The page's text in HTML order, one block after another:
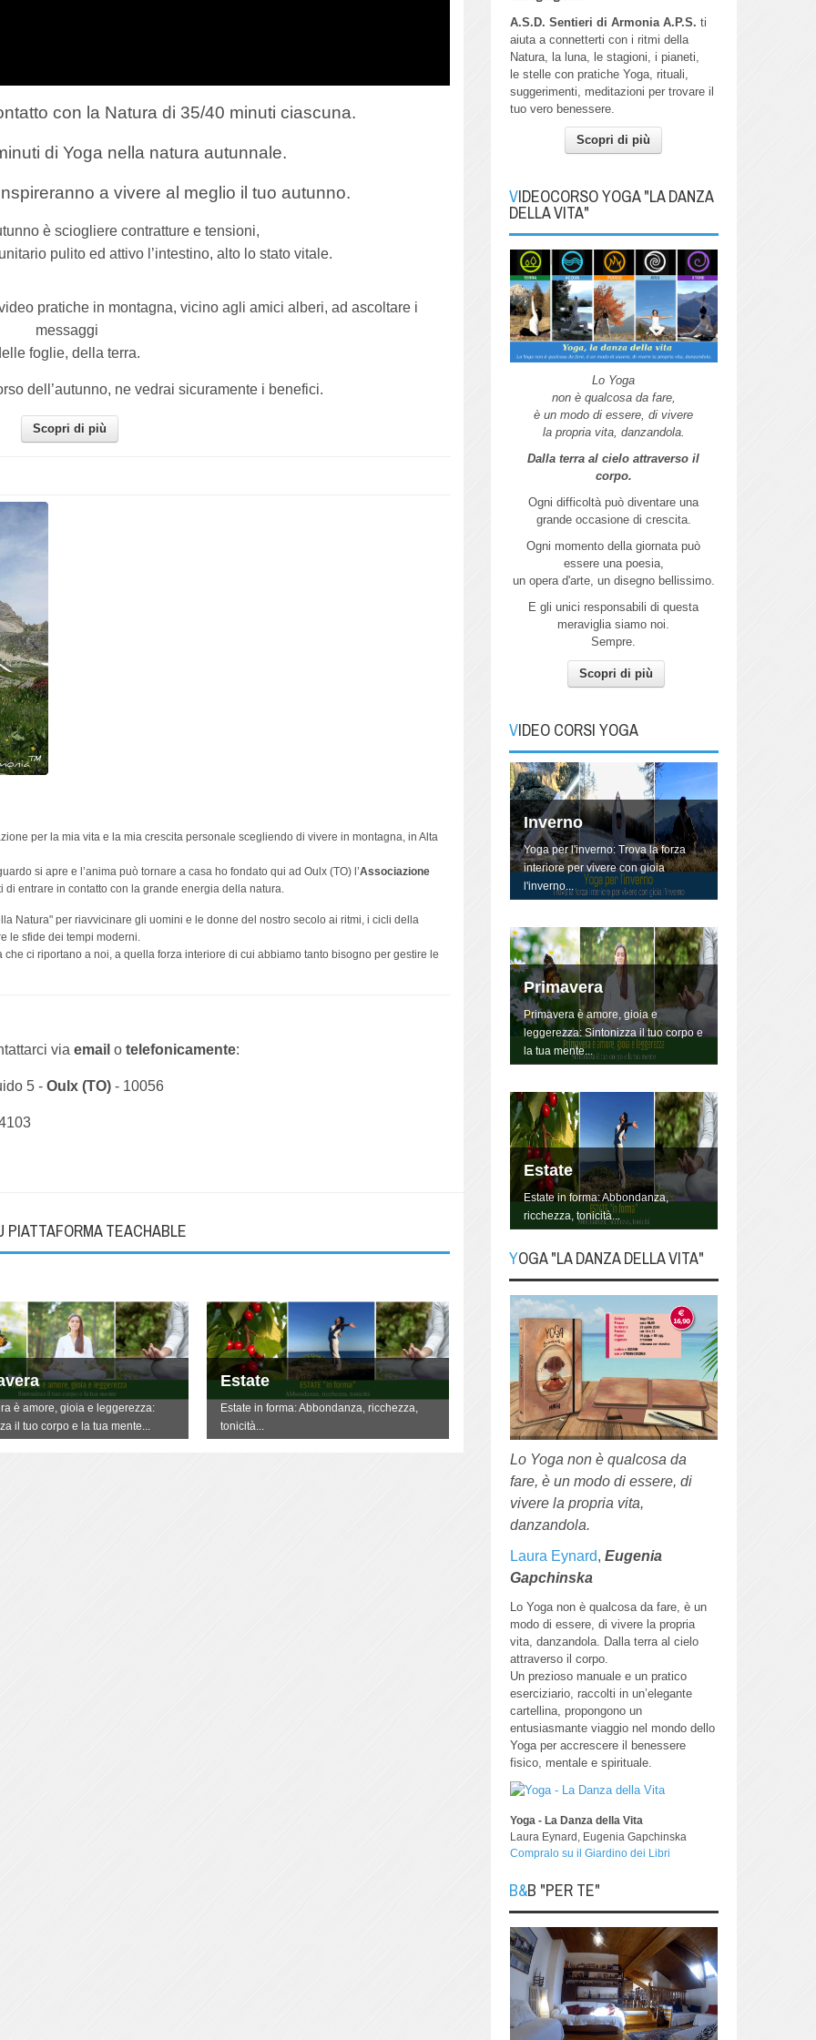
con la Natura di 35/40 minuti ciascuna.
di Yoga nella natura autunnale.
a vivere al meglio il tuo autunno.
è sciogliere contratture e tensioni,
pulito ed attivo l’intestino,alto lo stato vitale.
pratiche in montagna, vicino agli amici alberi, ad ascoltare i
messaggi
foglie, della terra.
dell’autunno, ne vedrai sicuramente i benefici.
Scopri di più
per la mia vita e la mia crescita personale scegliendo di vivere in montagna, in Alta
si apre e l’anima può tornare a casa ho fondato qui ad Oulx (TO) l’Associazione
entrare in contatto con la grande energia della natura.
Natura" per riavvicinare gli uomini e le donne del nostro secolo ai ritmi, i cicli della
le sfide dei tempi moderni.
ci riportano a noi, a quella forza interiore di cui abbiamo tanto bisogno per gestire le
viaemail otelefonicamente:
5 -Oulx (TO) - 10056
PIATTAFORMA TEACHABLE
è amore, gioia e leggerezza:
il tuo corpo e la tua mente...
Estate
Estate in forma: Abbondanza, ricchezza,
tonicità...
YOGA "La danza della Vita"
Lo Yoga non è qualcosa da fare, è un
modo di essere, di vivere la propria vita,
danzandola.
A.S.D. Sentieri di Armonia A.P.S. ti
aiuta a connetterti con i ritmi della
Natura, la luna, le stagioni, i pianeti,
le stelle con pratiche Yoga, rituali,
suggerimenti, meditazioni per trovare il
tuo vero benessere.
Scopri di più
VIDEOCORSO YOGA "LA DANZA
DELLA VITA"
Lo Yoga
non è qualcosa da fare,
è un modo di essere, di vivere
la propria vita, danzandola.
Dalla terra al cielo attraverso il
corpo.
Ogni difficoltà può diventare una
grande occasione di crescita.
Ogni momento della giornata può
essere una poesia,
un opera d'arte, un disegno bellissimo.
E gli unici responsabili di questa
meraviglia siamo noi.
Sempre.
Scopri di più
VIDEO CORSI YOGA
Autunno
Inverno
Yoga per l'inverno: Trova la forza
interiore per vivere con gioia
l'inverno...
Primavera
Primavera è amore, gioia e
leggerezza: Sintonizza il tuo corpo e
la tua mente...
Estate
Estate in forma: Abbondanza,
ricchezza, tonicità...
YOGA "La danza della
Vita"
Lo Yoga non è qualcosa da fare, è
un modo di essere, di vivere la
propria vita, danzandola.
YOGA "LA DANZA DELLA VITA"
Lo Yoga non è qualcosa da
fare, è un modo di essere, di
vivere la propria vita,
danzandola.
Laura Eynard, Eugenia
Gapchinska
Lo Yoga non è qualcosa da fare, è un
modo di essere, di vivere la propria
vita, danzandola. Dalla terra al cielo
attraverso il corpo.
Un prezioso manuale e un pratico
eserciziario, raccolti in un’elegante
cartellina, propongono un
entusiasmante viaggio nel mondo dello
Yoga per accrescere il benessere
fisico, mentale e spirituale.
Yoga - La Danza della Vita
Laura Eynard, Eugenia Gapchinska
Compralo su il Giardino dei Libri
B&B "PER TE"